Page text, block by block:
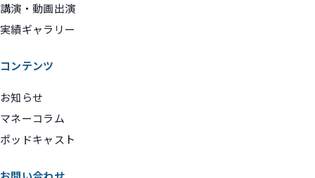
講演・動画出演
実績ギャラリー
コンテンツ
お知らせ
マネーコラム
ポッドキャスト